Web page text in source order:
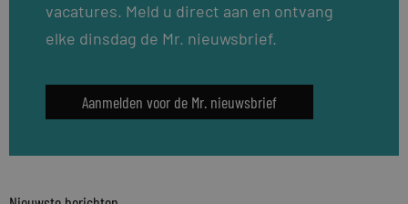
vacatures. Meld u direct aan en ontvang
elke dinsdag de Mr. nieuwsbrief.
Aanmelden voor de Mr. nieuwsbrief